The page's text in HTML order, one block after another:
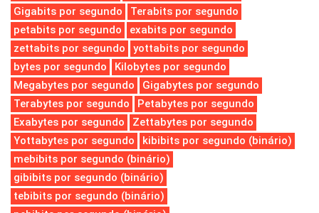
Gigabits por segundo
Terabits por segundo
petabits por segundo
exabits por segundo
zettabits por segundo
yottabits por segundo
bytes por segundo
Kilobytes por segundo
Megabytes por segundo
Gigabytes por segundo
Terabytes por segundo
Petabytes por segundo
Exabytes por segundo
Zettabytes por segundo
Yottabytes por segundo
kibibits por segundo (binário)
mebibits por segundo (binário)
gibibits por segundo (binário)
tebibits por segundo (binário)